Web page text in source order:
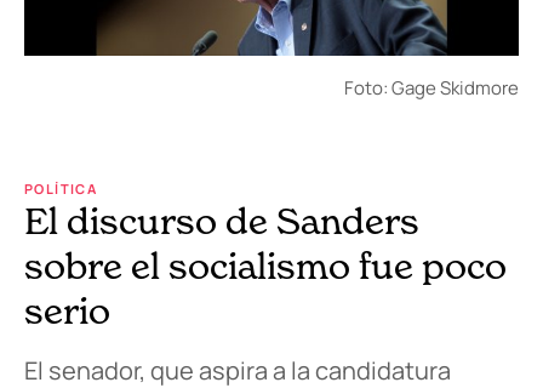
Foto: Gage Skidmore
POLÍTICA
El discurso de Sanders
sobre el socialismo fue poco
serio
El senador, que aspira a la candidatura